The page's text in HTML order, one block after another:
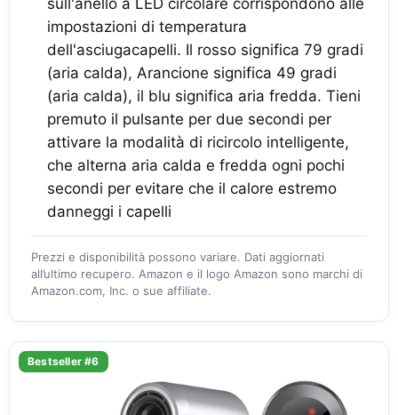
sull'anello a LED circolare corrispondono alle
impostazioni di temperatura
dell'asciugacapelli. Il rosso significa 79 gradi
(aria calda), Arancione significa 49 gradi
(aria calda), il blu significa aria fredda. Tieni
premuto il pulsante per due secondi per
attivare la modalità di ricircolo intelligente,
che alterna aria calda e fredda ogni pochi
secondi per evitare che il calore estremo
danneggi i capelli
Prezzi e disponibilità possono variare. Dati aggiornati
all’ultimo recupero. Amazon e il logo Amazon sono marchi di
Amazon.com, Inc. o sue affiliate.
Bestseller #6